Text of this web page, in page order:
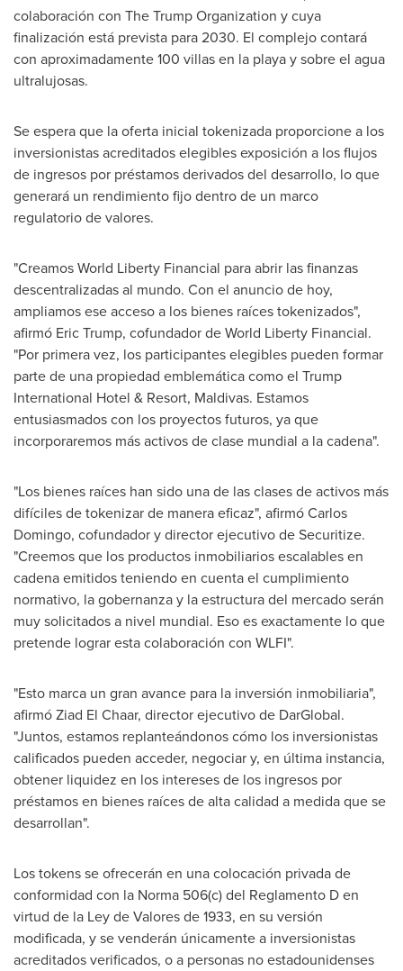
colaboración con The Trump Organization y cuya
finalización está prevista para 2030. El complejo contará
con aproximadamente 100 villas en la playa y sobre el agua
ultralujosas.
Se espera que la oferta inicial tokenizada proporcione a los
inversionistas acreditados elegibles exposición a los flujos
de ingresos por préstamos derivados del desarrollo, lo que
generará un rendimiento fijo dentro de un marco
regulatorio de valores.
"Creamos World Liberty Financial para abrir las finanzas
descentralizadas al mundo. Con el anuncio de hoy,
ampliamos ese acceso a los bienes raíces tokenizados",
afirmó Eric Trump, cofundador de World Liberty Financial.
"Por primera vez, los participantes elegibles pueden formar
parte de una propiedad emblemática como el Trump
International Hotel & Resort, Maldivas. Estamos
entusiasmados con los proyectos futuros, ya que
incorporaremos más activos de clase mundial a la cadena".
"Los bienes raíces han sido una de las clases de activos más
difíciles de tokenizar de manera eficaz", afirmó Carlos
Domingo, cofundador y director ejecutivo de Securitize.
"Creemos que los productos inmobiliarios escalables en
cadena emitidos teniendo en cuenta el cumplimiento
normativo, la gobernanza y la estructura del mercado serán
muy solicitados a nivel mundial. Eso es exactamente lo que
pretende lograr esta colaboración con WLFI".
"Esto marca un gran avance para la inversión inmobiliaria",
afirmó Ziad El Chaar, director ejecutivo de DarGlobal.
"Juntos, estamos replanteándonos cómo los inversionistas
calificados pueden acceder, negociar y, en última instancia,
obtener liquidez en los intereses de los ingresos por
préstamos en bienes raíces de alta calidad a medida que se
desarrollan".
Los tokens se ofrecerán en una colocación privada de
conformidad con la Norma 506(c) del Reglamento D en
virtud de la Ley de Valores de 1933, en su versión
modificada, y se venderán únicamente a inversionistas
acreditados verificados, o a personas no estadounidenses